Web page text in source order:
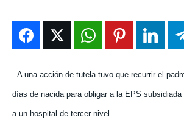
EN VIVO
NOSOTROS
INSTITUCIONAL
PUATE CON NOSOTROS
EN VIVO
NOSOTROS
INSTITUCIONAL
PUATE CON NOSOTROS
EN VIVO
NOSOTROS
INSTITUCIONAL
PUATE CON NOSOTROS
EN VIVO
NOSOTROS
INSTITUCIONAL
PUATE CON NOSOTROS
A una acción de tutela tuvo que recurrir el
días de nacida para obligar a la EPS
a un hospital de tercer nivel.